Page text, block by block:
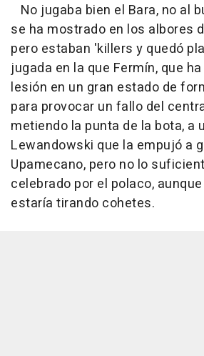
No jugaba bien el Bara, no al
se ha mostrado en los albores
pero estaban 'killers y quedó
jugada en la que Fermín, que
lesión en un gran estado de
para provocar un fallo del
metiendo la punta de la bota, a
Lewandowski que la empujó a
Upamecano, pero no lo
celebrado por el polaco,
estaría tirando cohetes.